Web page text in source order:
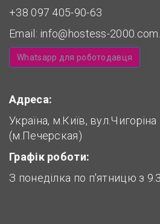
+38 097 405-90-63
Email: info@hostess-
Whatsapp для роботодавця
Адреса:
Україна, м.Київ,
(м.Печерская)
Графік роботи:
З понеділка по п'ятницю з